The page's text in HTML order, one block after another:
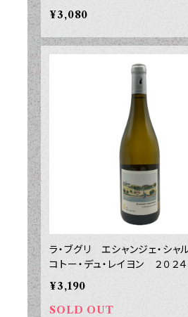
¥3,080
ラ・ブグリ エシャンジェ・シ
コトー・デュ・レイヨン ２０２
０ｍｌ
¥3,190
SOLD OUT